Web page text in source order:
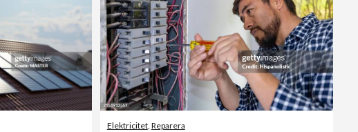
Elektricitet, Reparera